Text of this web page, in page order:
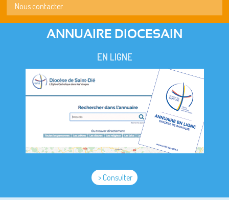
Nous contacter
ANNUAIRE DIOCESAIN
EN LIGNE
> Consulter